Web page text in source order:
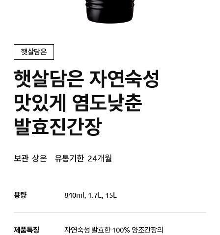
햇살담은
햇살담은 자연숙성
맛있게 염도낮춘
발효진간장
보관 상온 유통기한 24개월
용량 840ml, 1.7L, 15L
제품특징
자연숙성 발효한 100% 양조간장의